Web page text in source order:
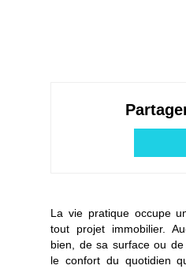
NOUS REJOINDRE
La vie pratique occupe
tout projet immobilier.
bien, de sa surface ou de
le confort du quotidien